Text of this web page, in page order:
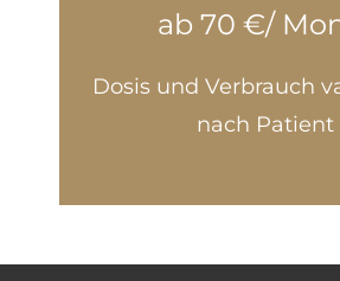
ab 70 €/
Dosis und Verbrauch
nach Patient